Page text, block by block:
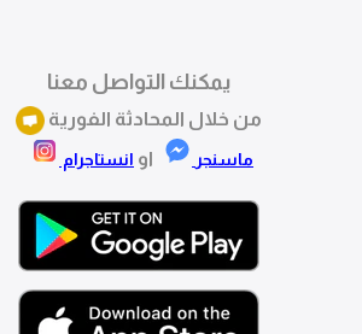
يمكنك التواصل معنا
من خلال المحادثة الفورية
ماسنجر او انستاجرام